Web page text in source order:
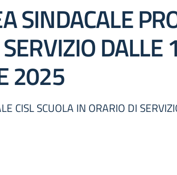
SINDACALE
2025
CISL SCUOLA IN ORARIO DI